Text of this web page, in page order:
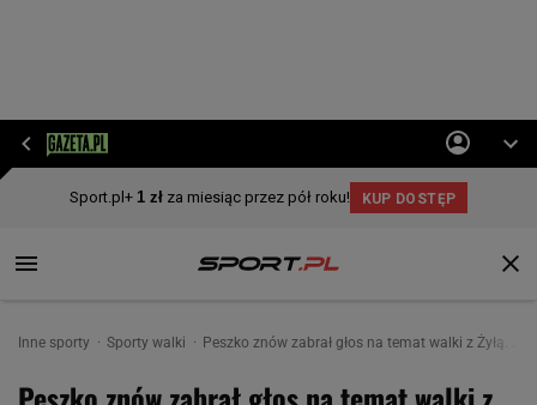
Inne sporty Sporty walki Peszko znów zabrał głos na temat walki z Żyłą.